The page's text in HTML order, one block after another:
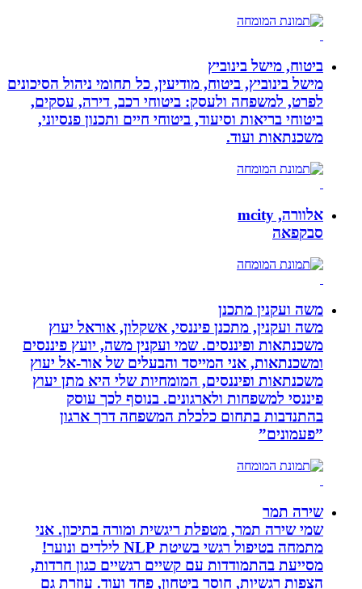
ביטוח, מישל בינוביץ
מישל בינוביץ, ביטוח, מודיעין, כל תחומי ניהול הסיכונים
לפרט, למשפחה ולעסק: ביטוחי רכב, דירה, עסקים,
ביטוחי בריאות וסיעוד, ביטוחי חיים ותכנון פנסיוני,
משכנתאות ועוד.
אלוורה, mcity
סבקפאה
משה ועקנין מתכנן
משה ועקנין, מתכנן פיננסי, אשקלון, אוראל יעוץ
משכנתאות ופיננסים. שמי ועקנין משה, יועץ פיננסים
ומשכנתאות, אני המייסד והבעלים של אור-אל יעוץ
משכנתאות ופיננסים, המומחיות שלי היא מתן יעוץ
פיננסי למשפחות ולארגונים. בנוסף לכך עוסק
בהתנדבות בתחום כלכלת המשפחה דרך ארגון
”פעמונים”
שירה תמר
שמי שירה תמר, מטפלת ריגשית ומורה בתיכון. אני
מתמחה בטיפול רגשי בשיטת NLP לילדים ונוער!
מסייעת בהתמודדות עם קשיים רגשיים כגון חרדות,
הצפות רגשיות, חוסר ביטחון, פחד ועוד. עוזרת גם